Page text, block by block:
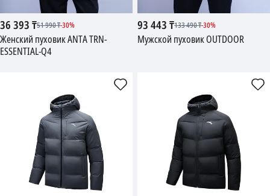
36 393₸51 990₸-30%
Женский пуховик ANTA TRN-
ESSENTIAL-Q4
93 443₸133 490₸-30%
Мужской пуховик OUTDOOR